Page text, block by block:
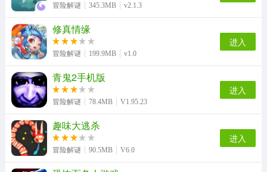
冒险解谜 345.3MB v2.1.3
修真情缘
冒险解谜 199.9MB v1.0
进入
青鬼2手机版
冒险解谜 78.4MB V1.95.23
进入
趣味大逃杀
冒险解谜 90.5MB V6.0
进入